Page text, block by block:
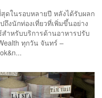
ในรอบหลายปี หลังได้รับผลก
งนักท่องเที่ยวที่เพิ่มขึ้นอย่าง
สำหรับบริการด้านอาหารปรับ
ทุกวัน จันทร์ –